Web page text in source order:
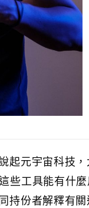
起元宇宙科技
些工具能有什麼
持份者解釋有